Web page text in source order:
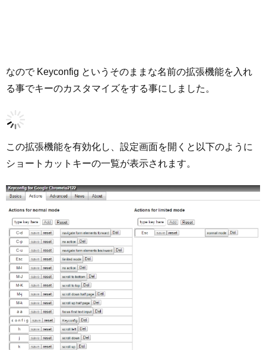
なので Keyconfig というそのままな名前の拡張機能を入れ
る事でキーのカスタマイズをする事にしました。
この拡張機能を有効化し、設定画面を開くと以下のように
ショートカットキーの一覧が表示されます。